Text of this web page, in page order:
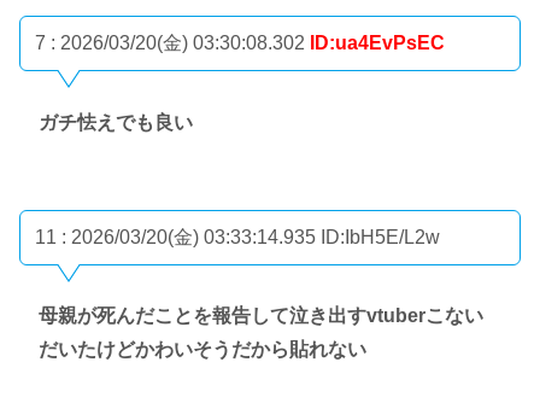
7 : 2026/03/20(金) 03:30:08.302 ID:ua4EvPsEC
ガチ怯えでも良い
11 : 2026/03/20(金) 03:33:14.935 ID:IbH5E/L2w
母親が死んだことを報告して泣き出すvtuberこない
だいたけどかわいそうだから貼れない